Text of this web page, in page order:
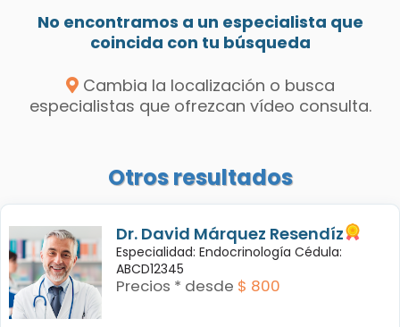
No encontramos a un especialista que
coincida con tu búsqueda
Cambia la localización o busca
especialistas que ofrezcan vídeo consulta.
Otros resultados
Dr. David Márquez Resendíz
Especialidad: Endocrinología Cédula:
ABCD12345
Precios * desde $ 800